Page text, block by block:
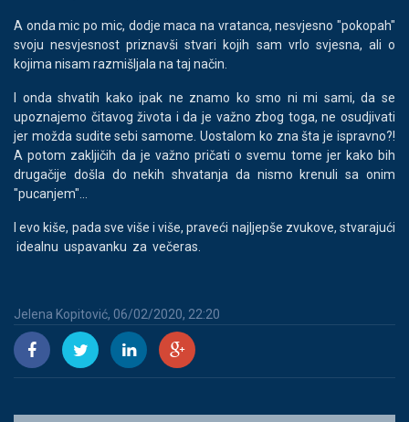
A onda mic po mic, dodje maca na vratanca, nesvjesno "pokopah"
svoju nesvjesnost priznavši stvari kojih sam vrlo svjesna, ali o
kojima nisam razmišljala na taj način.
I onda shvatih kako ipak ne znamo ko smo ni mi sami, da se
upoznajemo čitavog života i da je važno zbog toga, ne osudjivati
jer možda sudite sebi samome. Uostalom ko zna šta je ispravno?!
A potom zakljičih da je važno pričati o svemu tome jer kako bih
drugačije došla do nekih shvatanja da nismo krenuli sa onim
"pucanjem"...
I evo kiše, pada sve više i više, praveći najljepše zvukove, stvarajući
idealnu uspavanku za večeras.
Jelena Kopitović, 06/02/2020, 22:20